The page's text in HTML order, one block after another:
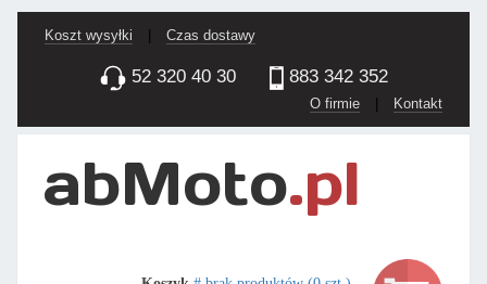
Koszt wysyłki Czas dostawy
52 320 40 30 883 342 352
O firmie | Kontakt